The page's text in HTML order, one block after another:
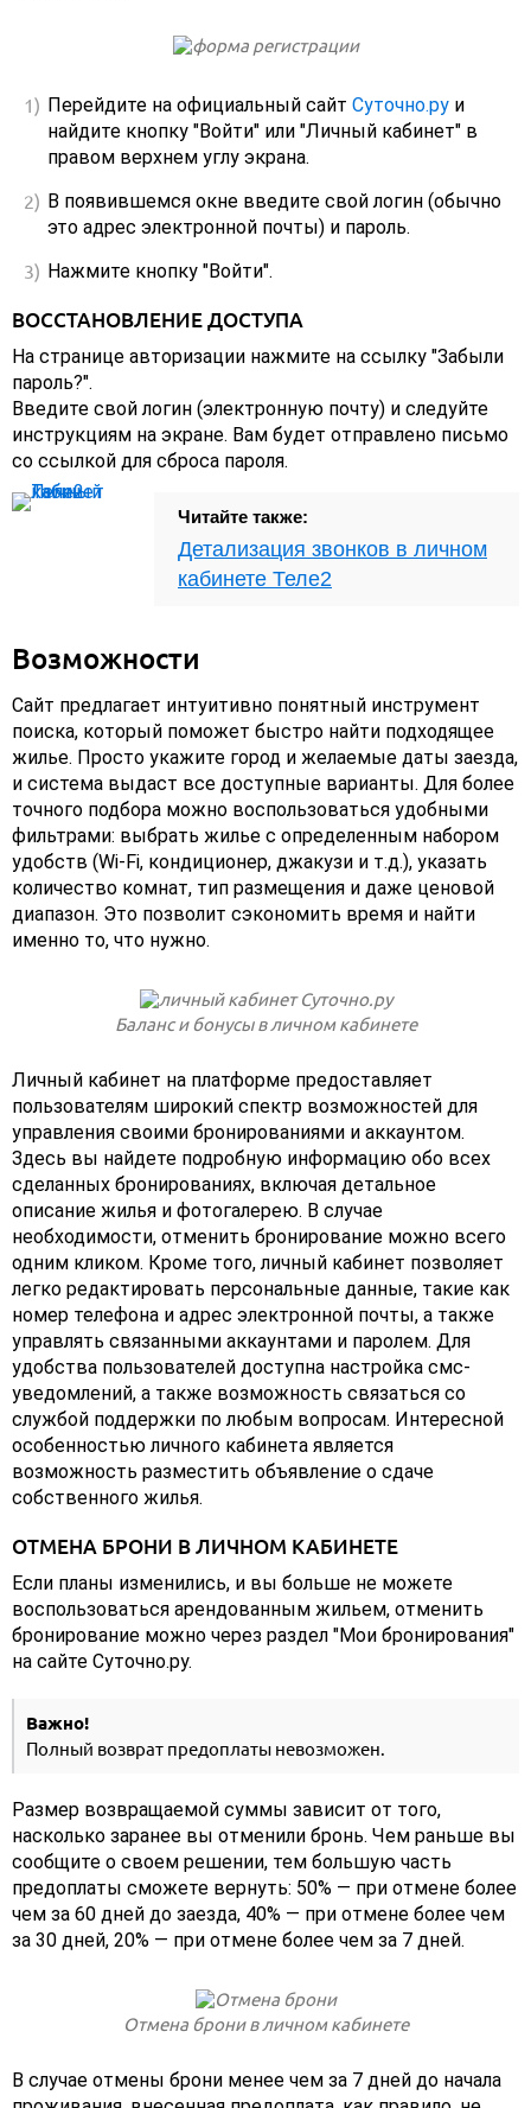
Перейдите на официальный сайт Суточно.ру и
найдите кнопку "Войти" или "Личный кабинет" в
правом верхнем углу экрана.
В появившемся окне введите свой логин (обычно
это адрес электронной почты) и пароль.
Нажмите кнопку "Войти".
ВОССТАНОВЛЕНИЕ ДОСТУПА
На странице авторизации нажмите на ссылку "Забыли
пароль?".
Введите свой логин (электронную почту) и следуйте
инструкциям на экране. Вам будет отправлено письмо
со ссылкой для сброса пароля.
Читайте также:
Детализация звонков в личном
кабинете Теле2
Возможности
Сайт предлагает интуитивно понятный инструмент
поиска, который поможет быстро найти подходящее
жилье. Просто укажите город и желаемые даты заезда,
и система выдаст все доступные варианты. Для более
точного подбора можно воспользоваться удобными
фильтрами: выбрать жилье с определенным набором
удобств (Wi-Fi, кондиционер, джакузи и т.д.), указать
количество комнат, тип размещения и даже ценовой
диапазон. Это позволит сэкономить время и найти
именно то, что нужно.
Баланс и бонусы в личном кабинете
Личный кабинет на платформе предоставляет
пользователям широкий спектр возможностей для
управления своими бронированиями и аккаунтом.
Здесь вы найдете подробную информацию обо всех
сделанных бронированиях, включая детальное
описание жилья и фотогалерею. В случае
необходимости, отменить бронирование можно всего
одним кликом. Кроме того, личный кабинет позволяет
легко редактировать персональные данные, такие как
номер телефона и адрес электронной почты, а также
управлять связанными аккаунтами и паролем. Для
удобства пользователей доступна настройка смс-
уведомлений, а также возможность связаться со
службой поддержки по любым вопросам. Интересной
особенностью личного кабинета является
возможность разместить объявление о сдаче
собственного жилья.
ОТМЕНА БРОНИ В ЛИЧНОМ КАБИНЕТЕ
Если планы изменились, и вы больше не можете
воспользоваться арендованным жильем, отменить
бронирование можно через раздел "Мои бронирования"
на сайте Суточно.ру.
Важно!
Полный возврат предоплаты невозможен.
Размер возвращаемой суммы зависит от того,
насколько заранее вы отменили бронь. Чем раньше вы
сообщите о своем решении, тем большую часть
предоплаты сможете вернуть: 50% — при отмене более
чем за 60 дней до заезда, 40% — при отмене более чем
за 30 дней, 20% — при отмене более чем за 7 дней.
Отмена брони в личном кабинете
В случае отмены брони менее чем за 7 дней до начала